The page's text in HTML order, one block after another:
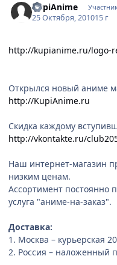
KupiAnime
25 Октября, 201015 г
http://kupianime.ru/logo-
Открылся новый аниме
http://KupiAnime.ru
Скидка каждому
http://vkontakte.ru/
Наш интернет-магазин
низким ценам.
Ассортимент постоянно
услуга "аниме-на-заказ".
Доставка:
1. Москва – курьерская
2. Россия – наложенный